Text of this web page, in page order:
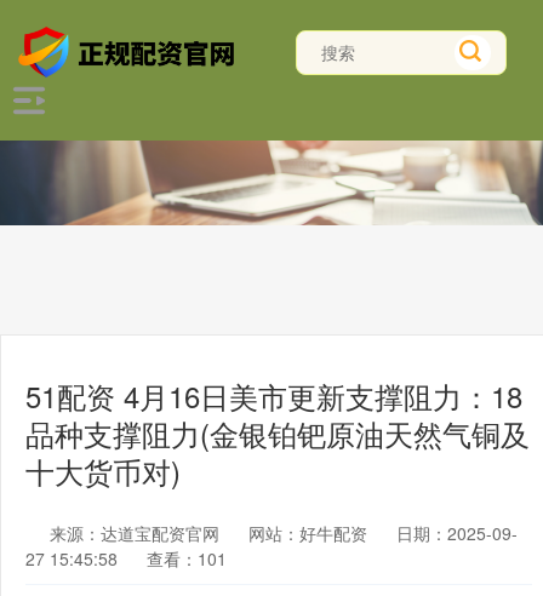
51配资 4月16日美市更新支撑阻力：18
品种支撑阻力(金银铂钯原油天然气铜及
十大货币对)
来源：达道宝配资官网 网站：好牛配资
日期：2025-09-
27 15:45:58
查看：101